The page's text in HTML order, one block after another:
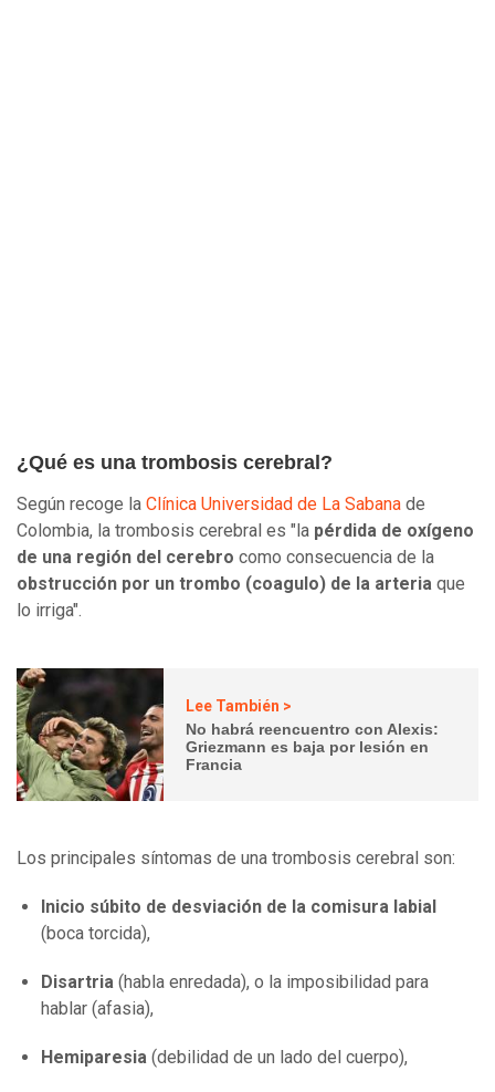
¿Qué es una trombosis cerebral?
Según recoge la Clínica Universidad de La Sabana de
Colombia, la trombosis cerebral es "la pérdida de oxígeno
de una región del cerebro como consecuencia de la
obstrucción por un trombo (coagulo) de la arteria que
lo irriga".
Lee También >
No habrá reencuentro con Alexis:
Griezmann es baja por lesión en
Francia
Los principales síntomas de una trombosis cerebral son:
Inicio súbito de desviación de la comisura labial
(boca torcida),
Disartria (habla enredada), o la imposibilidad para
hablar (afasia),
Hemiparesia (debilidad de un lado del cuerpo),